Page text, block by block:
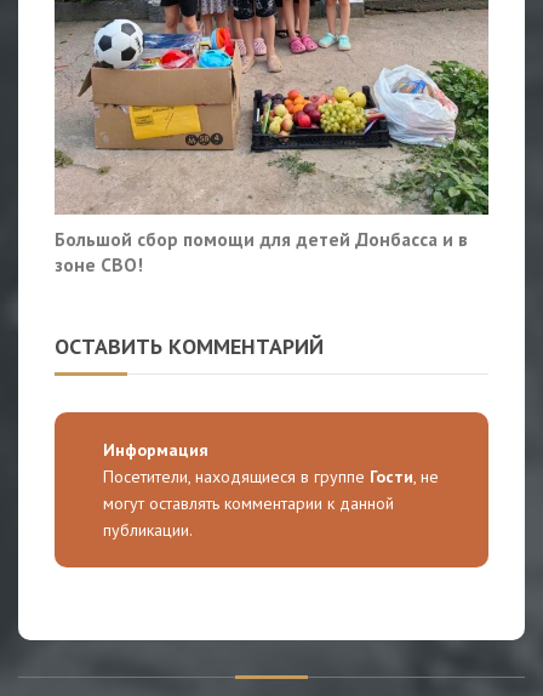
Большой сбор помощи для детей Донбасса и в
зоне СВО!
ОСТАВИТЬ КОММЕНТАРИЙ
Информация
Посетители, находящиеся в группе Гости, не
могут оставлять комментарии к данной
публикации.